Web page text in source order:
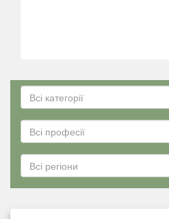
Всі категорії
Всі професії
Всі регіони